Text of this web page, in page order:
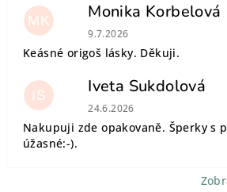
MK Monika Korbelová
Hodnocení obchodu je 5
9.7.2026
Keásné origoš lásky. Děkuji.
IS Iveta Sukdolová
Hodnocení obchodu je 5
24.6.2026
Nakupuji zde opakovaně. Šperky s
úžasné:-).